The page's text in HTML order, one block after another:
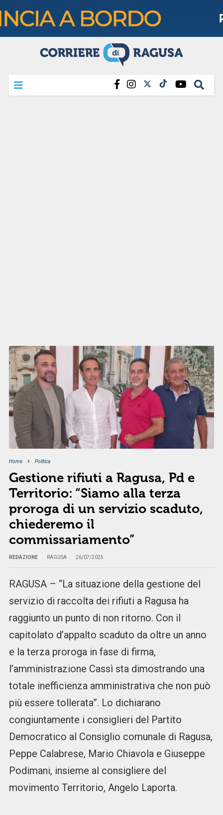
Home Politica
Gestione rifiuti a Ragusa, Pd e
Territorio: “Siamo alla terza
proroga di un servizio scaduto,
chiederemo il
commissariamento”
REDAZIONE RAGUSA 26/07/2025
RAGUSA – “La situazione della gestione del
servizio di raccolta dei rifiuti a Ragusa ha
raggiunto un punto di non ritorno. Con il
capitolato d’appalto scaduto da oltre un anno
e la terza proroga in fase di firma,
l’amministrazione Cassì sta dimostrando una
totale inefficienza amministrativa che non può
più essere tollerata”. Lo dichiarano
congiuntamente i consiglieri del Partito
Democratico al Consiglio comunale di Ragusa,
Peppe Calabrese, Mario Chiavola e Giuseppe
Podimani, insieme al consigliere del
movimento Territorio, Angelo Laporta.